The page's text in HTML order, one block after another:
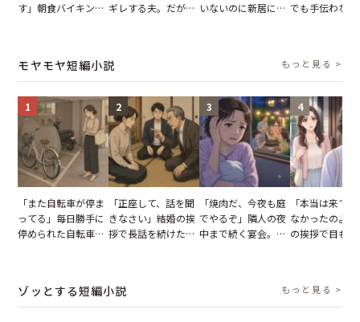
す」朝食バイキング
が一変
ギレする夫。だが、 いないのに新居にあ でも手伝わな
モヤモヤ短編小説 もっと見る >
1
「また自転車が停ま
ってる」毎日勝手に
停められた自転車。
2
「正座して、話を聞
きなさい」結婚の挨
拶で長話を続けた義
3
「焼肉だ、今夜も庭
でやるぞ」隣人の夜
中まで続く宴会。我
4
「本当は来て
なかったのよ
の挨拶で目も
ゾッとする短編小説 もっと見る >